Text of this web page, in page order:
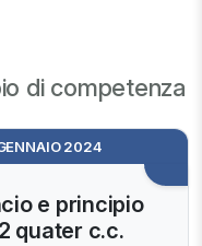
di competenza
2024
e principio
quater c.c.